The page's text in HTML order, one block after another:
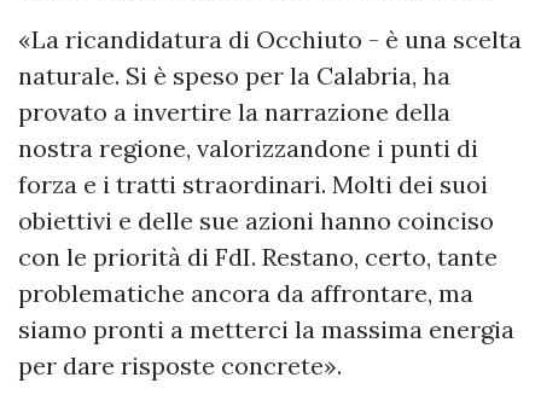
«La ricandidatura di Occhiuto - è una scelta
naturale. Si è speso per la Calabria, ha
provato a invertire la narrazione della
nostra regione, valorizzandone i punti di
forza e i tratti straordinari. Molti dei suoi
obiettivi e delle sue azioni hanno coinciso
con le priorità di FdI. Restano, certo, tante
problematiche ancora da affrontare, ma
siamo pronti a metterci la massima energia
per dare risposte concrete».